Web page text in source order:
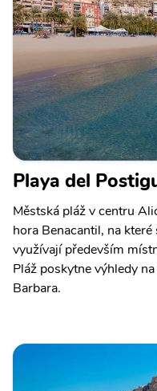
Playa del
Městská pláž v centru
hora Benacantil, na
využívají především
Pláž poskytne výhledy
Barbara.